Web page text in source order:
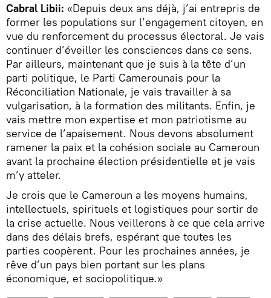
Cabral Libii: «Depuis deux ans déjà, j’ai entrepris de
former les populations sur l’engagement citoyen, en
vue du renforcement du processus électoral. Je vais
continuer d’éveiller les consciences dans ce sens.
Par ailleurs, maintenant que je suis à la tête d’un
parti politique, le Parti Camerounais pour la
Réconciliation Nationale, je vais travailler à sa
vulgarisation, à la formation des militants. Enfin, je
vais mettre mon expertise et mon patriotisme au
service de l’apaisement. Nous devons absolument
ramener la paix et la cohésion sociale au Cameroun
avant la prochaine élection présidentielle et je vais
m’y atteler.
Je crois que le Cameroun a les moyens humains,
intellectuels, spirituels et logistiques pour sortir de
la crise actuelle. Nous veillerons à ce que cela arrive
dans des délais brefs, espérant que toutes les
parties coopèrent. Pour les prochaines années, je
rêve d’un pays bien portant sur les plans
économique, et sociopolitique.»